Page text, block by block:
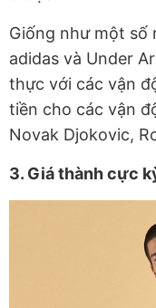
Giống như một số
adidas và Under
thực với các vận
tiền cho các vận
Novak Djokovic,
3. Giá thành cực